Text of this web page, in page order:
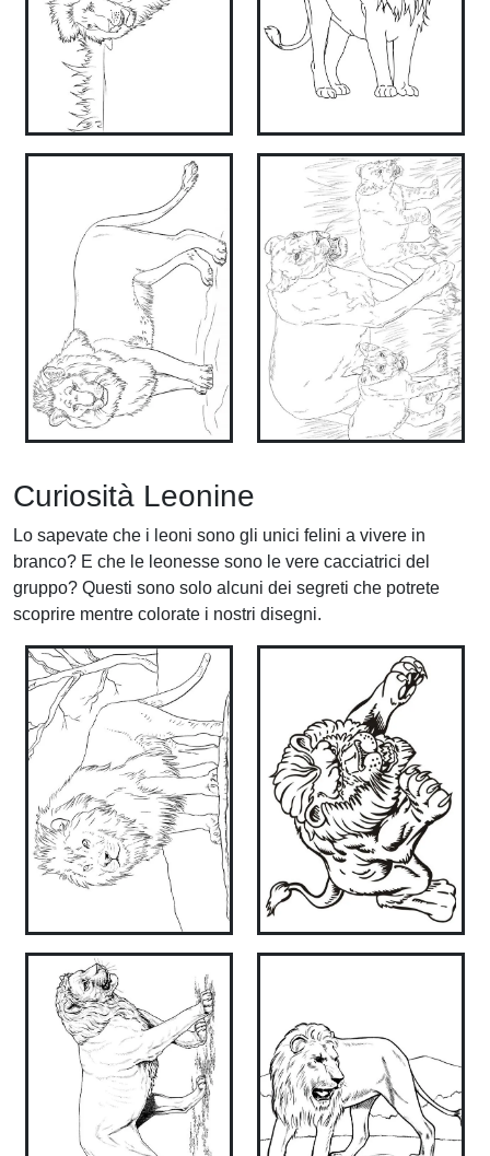
Curiosità Leonine
Lo sapevate che i leoni sono gli unici felini a vivere in
branco? E che le leonesse sono le vere cacciatrici del
gruppo? Questi sono solo alcuni dei segreti che potrete
scoprire mentre colorate i nostri disegni.